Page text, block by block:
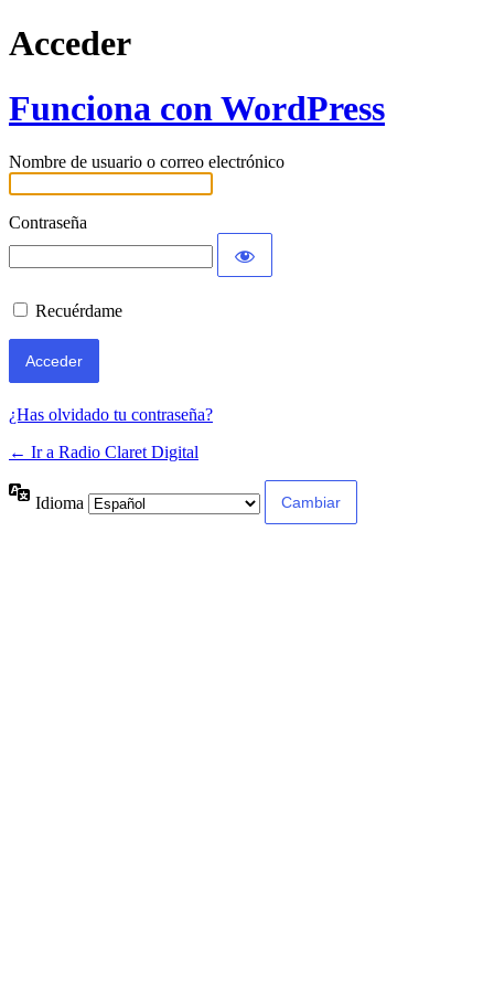
Acceder
Funciona con WordPress
Nombre de usuario o correo electrónico
Contraseña
Recuérdame
¿Has olvidado tu contraseña?
← Ir a Radio Claret Digital
Idioma